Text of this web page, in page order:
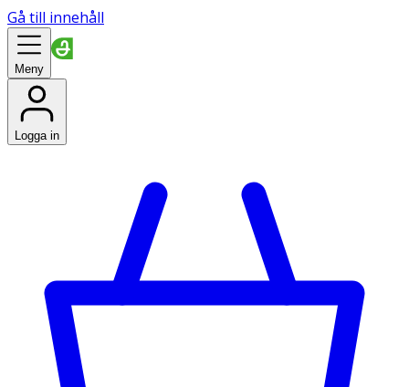
Gå till innehåll
Meny
Logga in